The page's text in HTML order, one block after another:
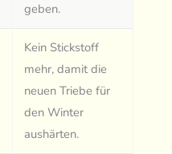
geben.
Kein Stickstoff
mehr, damit die
neuen Triebe für
den Winter
aushärten.